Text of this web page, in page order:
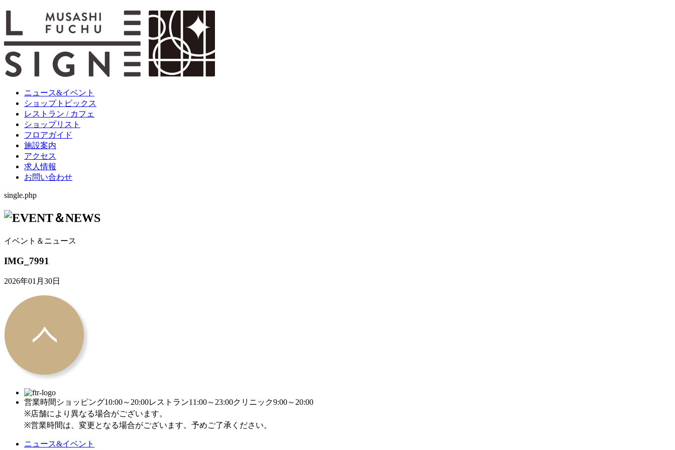
ニュース&イベント
ショップトピックス
レストラン / カフェ
ショップリスト
フロアガイド
施設案内
アクセス
求人情報
お問い合わせ
single.php
イベント＆ニュース
IMG_7991
2026年01月30日
営業時間 ショッピング10:00～20:00レストラン11:00～23:00クリニック9:00～20:00
※店舗により異なる場合がございます。
※営業時間は、変更となる場合がございます。予めご了承ください。
ニュース&イベント